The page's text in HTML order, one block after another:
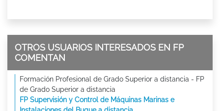
OTROS USUARIOS INTERESADOS EN FP
COMENTAN
Formación Profesional de Grado Superior a distancia - FP
de Grado Superior a distancia
FP Supervisión y Control de Máquinas Marinas e